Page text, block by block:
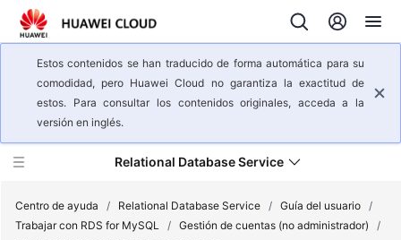
Estos contenidos se han traducido de forma automática para su
comodidad, pero Huawei Cloud no garantiza la exactitud de
estos. Para consultar los contenidos originales, acceda a la
versión en inglés.
Relational Database Service
Centro de ayuda / Relational Database Service / Guía del usuario /
Trabajar con RDS for MySQL / Gestión de cuentas (no administrador)
/